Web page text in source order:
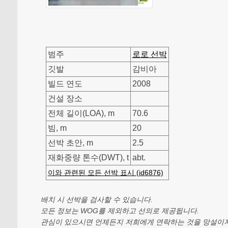
범주
로로 선박
깃발
감비아
빌드 연도
2008
건설 장소
전체 길이(LOA), m
70.6
빔, m
20
선박 초안, m
2.5
재화중량 톤수(DWT), t abt.
이와 관련된 모든 선박 표시 (id6876)
배치 시 선박을 검사할 수 있습니다.
모든 정보는 WOG를 제외하고 선의로 제공됩니다.
관심이 있으시면 언제든지 저희에게 연락하는 것을 망설이